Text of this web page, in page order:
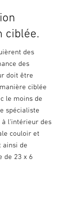
ciblée.
des
des
doit être
ciblée
le moins de
spécialiste
à l'intérieur des
couloir et
ainsi de
de 23 x 6